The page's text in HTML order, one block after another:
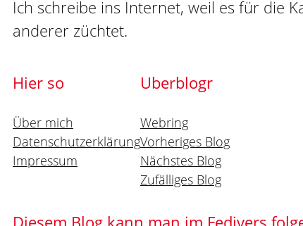
Ich schreibe ins Internet, weil es für die
anderer züchtet.
Hier so
Über mich
Datenschutzerklärung
Impressum
Uberblogr
Webring
Vorheriges Blog
Nächstes Blog
Zufälliges Blog
Diesem Blog kann man im Fedivers